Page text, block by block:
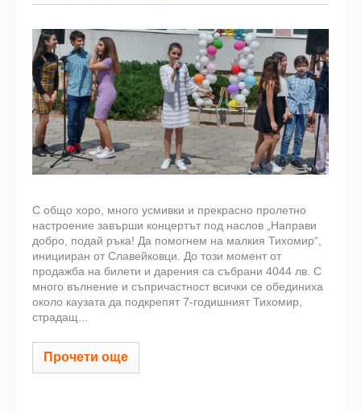
С общо хоро, много усмивки и прекрасно пролетно
настроение завърши концертът под наслов „Направи
добро, подай ръка! Да помогнем на малкия Тихомир“,
иницииран от Славейковци. До този момент от
продажба на билети и дарения са събрани 4044 лв. С
много вълнение и съпричастност всички се обединиха
около каузата да подкрепят 7-годишният Тихомир,
страдащ...
Прочети още